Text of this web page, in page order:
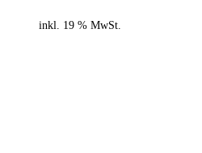
inkl. 19 % MwSt.